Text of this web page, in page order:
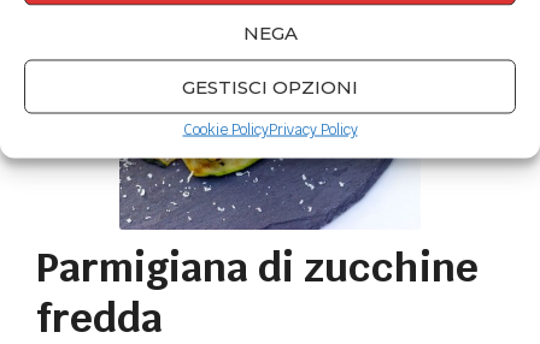
NEGA
GESTISCI OPZIONI
Cookie PolicyPrivacy Policy
Parmigiana di zucchine
fredda